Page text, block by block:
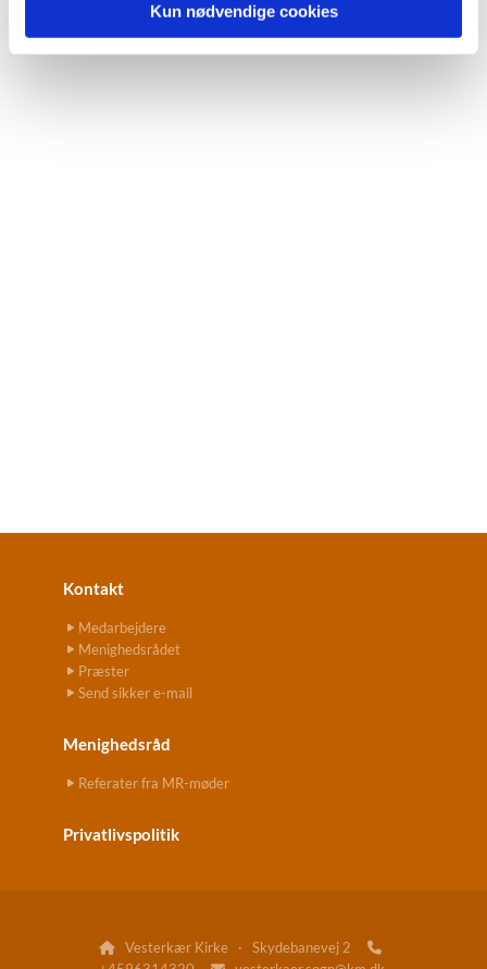
Kun nødvendige cookies
Kontakt
Medarbejdere
Menighedsrådet
Præster
Send sikker e-mail
Menighedsråd
Referater fra MR-møder
Privatlivspolitik
 Vesterkær Kirke · Skydebanevej 2 